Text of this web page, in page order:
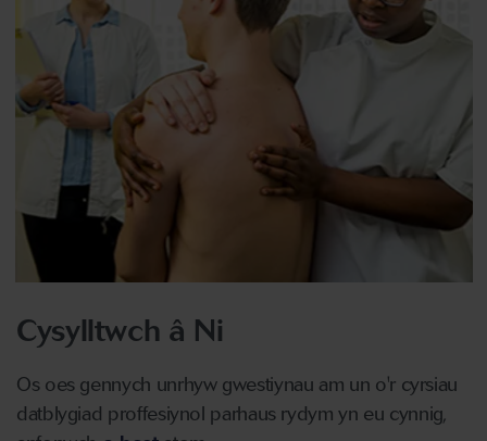
Cysylltwch â Ni
Os oes gennych unrhyw gwestiynau am un o'r cyrsiau
datblygiad proffesiynol parhaus rydym yn eu cynnig,